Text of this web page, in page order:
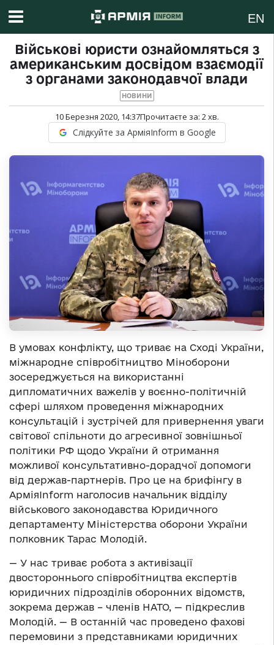
EN
Військові юристи ознайомляться з
американським досвідом взаємодії
з органами законодавчої влади
НОВИНИ
10 Березня 2020, 14:37Прочитаєте за: 2хв.
Слідкуйте за АрміяInform в Google
В умовах конфлікту, що триває на Сході України,
міжнародне співробітництво Міноборони
зосереджується на використанні
дипломатичних важелів у воєнно-політичній
сфері шляхом проведення міжнародних
консультацій і зустрічей для привернення уваги
світової спільноти до агресивної зовнішньої
політики РФ щодо України й отримання
можливої консультативно-дорадчої допомоги
від держав-партнерів. Про це на брифінгу в
АрміяInform наголосив начальник відділу
військового законодавства Юридичного
департаменту Міністерства оборони України
полковник Тарас Молодій.
— У нас триває робота з активізації
двостороннього співробітництва експертів
юридичних підрозділів оборонних відомств,
зокрема держав – членів НАТО, — підкреслив
Молодій. — В останній час проведено фахові
перемовини з представниками юридичних